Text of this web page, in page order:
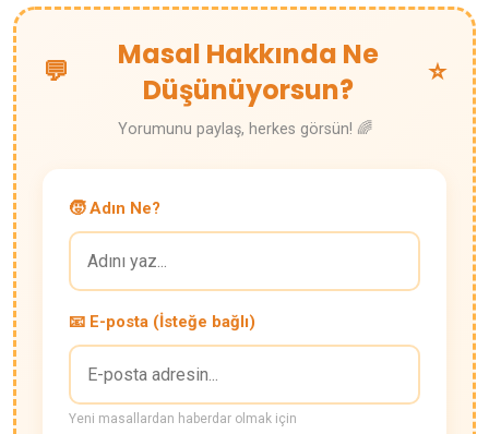
💬
Masal Hakkında Ne
Düşünüyorsun?
⭐
Yorumunu paylaş, herkes görsün! 🌈
🧒 Adın Ne?
📧 E-posta (İsteğe bağlı)
Yeni masallardan haberdar olmak için